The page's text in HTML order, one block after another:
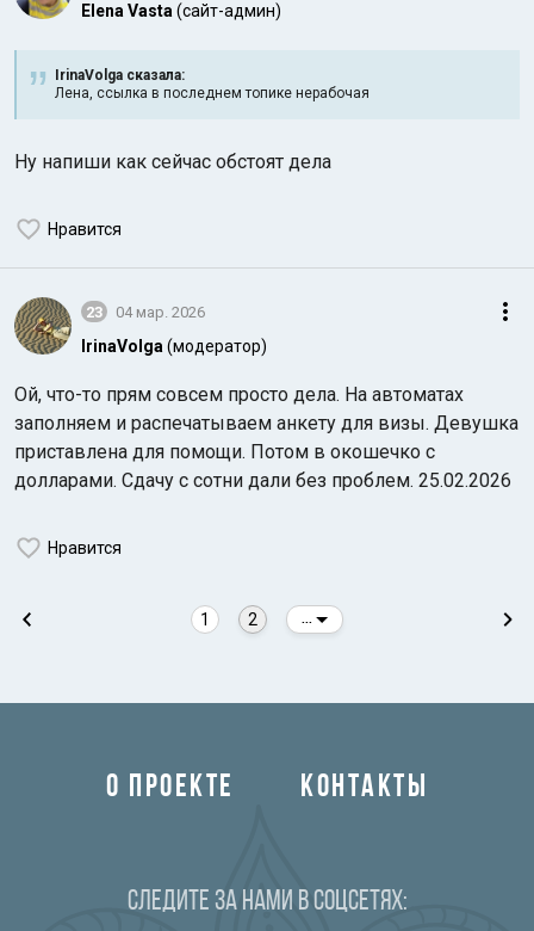
Elena Vasta (сайт-админ)
IrinaVolga сказалa:
Лена, ссылка в последнем топике нерабочая
Ну напиши как сейчас обстоят дела
Нравится
23 04 мар. 2026
IrinaVolga (модератор)
Ой, что-то прям совсем просто дела. На автоматах
заполняем и распечатываем анкету для визы. Девушка
приставлена для помощи. Потом в окошечко с
долларами. Сдачу с сотни дали без проблем. 25.02.2026
Нравится
1 2
О ПРОЕКТЕ КОНТАКТЫ
Следите за нами в соцсетях: